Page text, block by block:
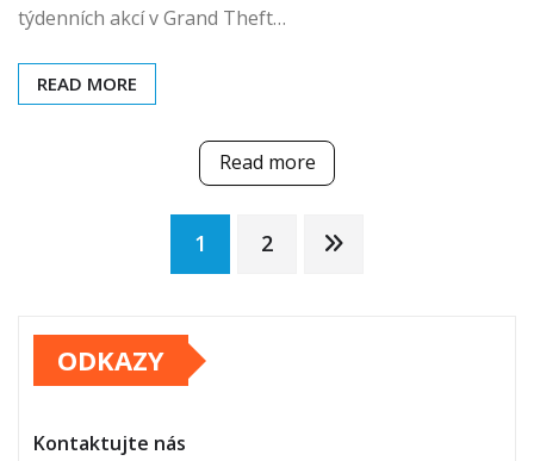
týdenních akcí v Grand Theft…
READ MORE
Read more
pagination
1 2
ODKAZY
Kontaktujte nás